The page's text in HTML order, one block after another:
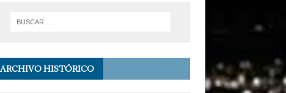
ARCHIVO HISTÓRICO